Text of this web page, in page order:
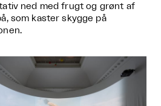
ned med frugt og grønt af
som kaster skygge på